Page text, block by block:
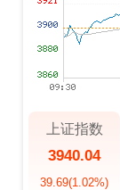
上证指数
3940.04
39.69(1.02%)